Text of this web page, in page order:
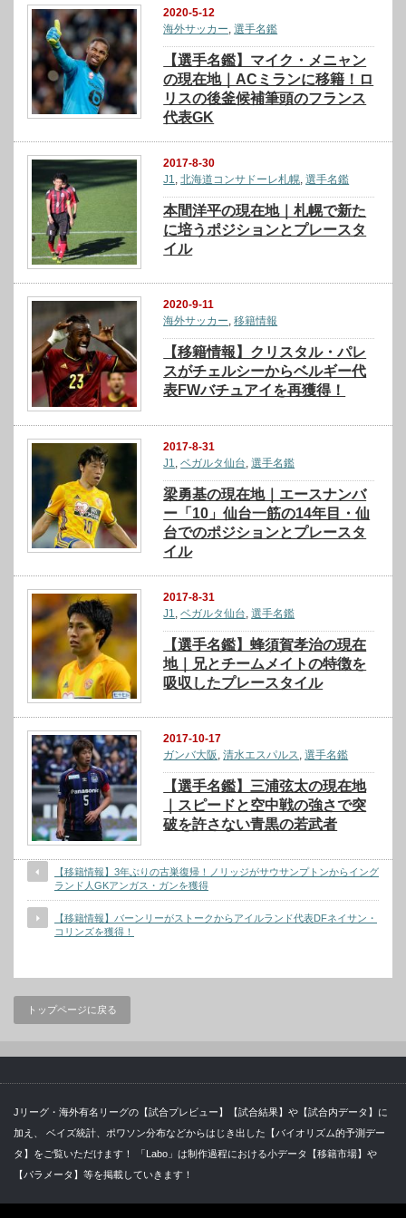
2020-5-12
海外サッカー,選手名鑑
【選手名鑑】マイク・メニャン
の現在地｜ACミランに移籍！ロ
リスの後釜候補筆頭のフランス
代表GK
2017-8-30
J1,北海道コンサドーレ札幌,選手名鑑
本間洋平の現在地｜札幌で新た
に培うポジションとプレースタ
イル
2020-9-11
海外サッカー,移籍情報
【移籍情報】クリスタル・パレ
スがチェルシーからベルギー代
表FWバチュアイを再獲得！
2017-8-31
J1
,ベガルタ仙台 ,選手名鑑
梁勇基の現在地｜エースナンバ
ー「10」仙台一筋の14年目・仙
台でのポジションとプレースタ
イル
2017-8-31
J1
,ベガルタ仙台 ,選手名鑑
【選手名鑑】蜂須賀孝治の現在
地｜兄とチームメイトの特徴を
吸収したプレースタイル
2017-10-17
ガンバ大阪 ,清水エスパルス,選手名鑑
【選手名鑑】三浦弦太の現在地
｜スピードと空中戦の強さで突
破を許さない青黒の若武者
【移籍情報】3年ぶりの古巣復帰！ノリッジがサウサンプトンからイング
ランド人GKアンガス・ガンを獲得
【移籍情報】バーンリーがストークからアイルランド代表DFネイサン・
コリンズを獲得！
トップページに戻る
Jリーグ・海外有名リーグの【試合プレビュー】【試合結果】や【試合内データ】に
加え、 ベイズ統計、ポワソン分布などからはじき出した【バイオリズム的予測デー
タ】をご覧いただけます！ 「Labo」は制作過程における小データ【移籍市場】や
【パラメータ】等を掲載していきます！